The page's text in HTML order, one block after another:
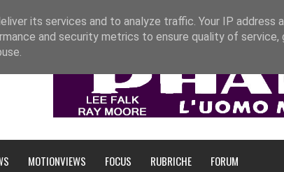
MOTIONVIEWS FOCUS RUBRICHE FORUM
its services and to analyze traffic. Your IP address
and security metrics to ensure quality of service,